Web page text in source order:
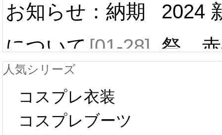
お知らせ：納期
について[01-28]
中国旧正月の影
響で2024年2月5
2024
祭 赤
人気シリーズ
コスプレ衣装
コスプレブーツ